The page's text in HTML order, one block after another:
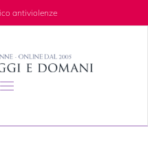
antiviolenze